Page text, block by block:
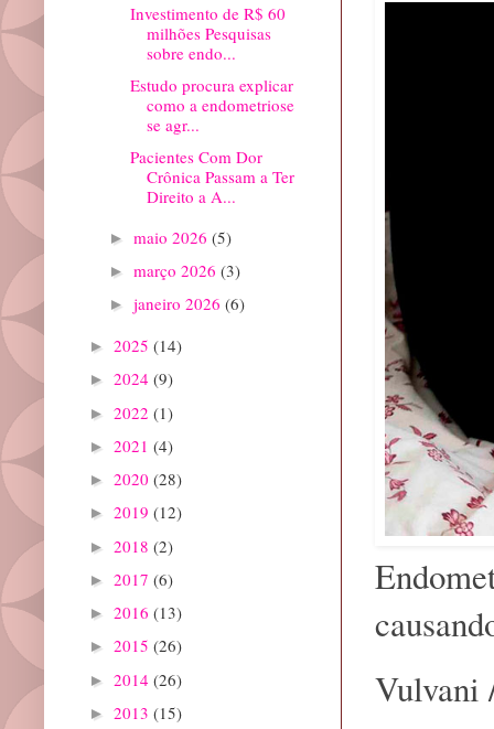
Vulvani
Investimento de R$ 60
milhões Pesquisas
sobre endo...
Estudo procura explicar
como a endometriose
se agr...
Pacientes Com Dor
Crônica Passam a Ter
Direito a A...
► maio 2026 (5)
► março 2026 (3)
► janeiro 2026 (6)
► 2025 (14)
► 2024 (9)
► 2022 (1)
► 2021 (4)
► 2020 (28)
► 2019 (12)
► 2018 (2)
► 2017 (6)
► 2016 (13)
► 2015 (26)
► 2014 (26)
► 2013 (15)